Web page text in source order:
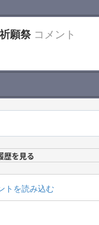
願祭 コメント
歴を見る
トを読み込む